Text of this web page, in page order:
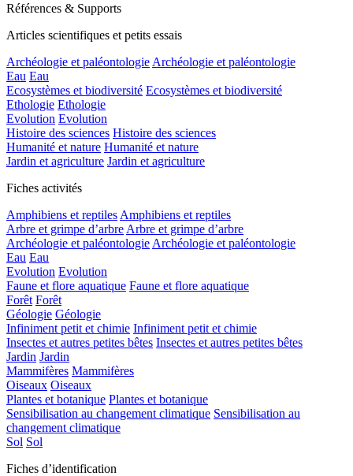
Références & Supports
Articles scientifiques et petits essais
Archéologie et paléontologie Archéologie et paléontologie
Eau Eau
Ecosystèmes et biodiversité Ecosystèmes et biodiversité
Ethologie Ethologie
Evolution Evolution
Histoire des sciences Histoire des sciences
Humanité et nature Humanité et nature
Jardin et agriculture Jardin et agriculture
Fiches activités
Amphibiens et reptiles Amphibiens et reptiles
Arbre et grimpe d’arbre Arbre et grimpe d’arbre
Archéologie et paléontologie Archéologie et paléontologie
Eau Eau
Evolution Evolution
Faune et flore aquatique Faune et flore aquatique
Forêt Forêt
Géologie Géologie
Infiniment petit et chimie Infiniment petit et chimie
Insectes et autres petites bêtes Insectes et autres petites bêtes
Jardin Jardin
Mammifères Mammifères
Oiseaux Oiseaux
Plantes et botanique Plantes et botanique
Sensibilisation au changement climatique Sensibilisation au
changement climatique
Sol Sol
Fiches d’identification